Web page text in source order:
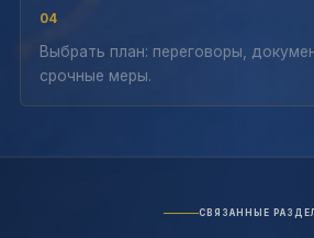
04
Выбрать план: переговоры,
срочные меры.
СВЯЗАННЫЕ